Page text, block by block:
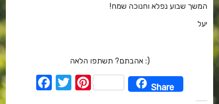
המשך שבוע נפלא וחנוכה שמח!
יעל
אהבתם? תשתפו הלאה :)
F
T Pi
Share